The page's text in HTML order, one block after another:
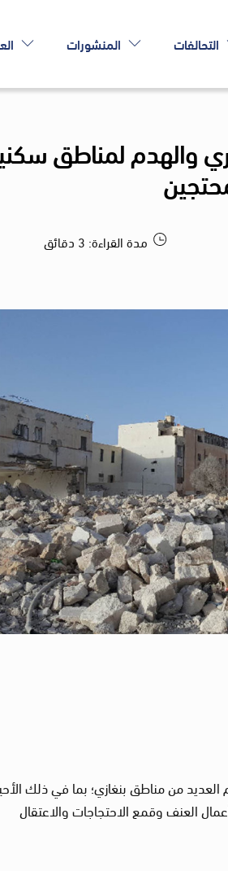
التحالفات المنشورات
والهدم لمناطق
مدة القراءة: 3 دقائق
من مناطق بنغازي؛ بما في ذلك
العنف وقمع الاحتجاجات والاعتقال